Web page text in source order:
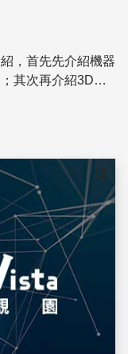
，首先先介紹機器
其次再介紹3D列
儲存